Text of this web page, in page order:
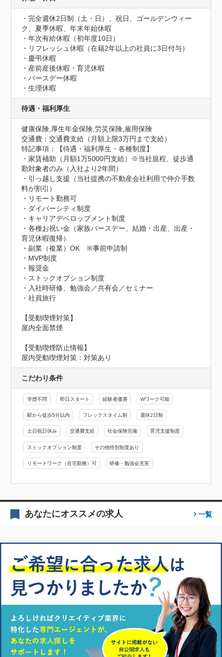
・完全週休2日制（土・日）、祝日、ゴールデンウィー
ク、夏季休暇、年末年始休暇
・年次有給休暇（初年度10日）
・リフレッシュ休暇（在籍2年以上の社員に3日付与）
・慶弔休暇
・産前産後休暇・育児休暇
・バースデー休暇
・生理休暇
待遇・福利厚生
健康保険,厚生年金保険,労災保険,雇用保険
交通費：交通費支給（月額上限3万円まで支給）
特記事項：【待遇・福利厚生・各種制度】
・家賃補助（月額1万5000円支給）※当社規程、徒歩通
勤対象者のみ（入社より2年間）
・引っ越し支援（当社提携の不動産会社利用で仲介手数
料が割引）
・リモート勤務可
・ダイバーシティ制度
・キャリアデベロップメント制度
・各種お祝い金（家族バースデー、結婚・出産、出産・
育児休暇復帰）
・副業（複業）OK　※事前申請制
・MVP制度
・報奨金
・ストックオプション制度
・入社時研修、勉強会／共有会／セミナー
・社員旅行
【受動喫煙対策】
屋内全面禁煙
【受動喫煙防止情報】
屋内受動喫煙対策：対策あり
こだわり条件
学歴不問 即日スタート 経験者優遇 Wワーク可能
駅から徒歩5分以内 フレックスタイム制 週休2日制
土日祝日休み 交通費支給 社会保険完備 育児支援制度
ストックオプション制度 その他特別制度あり
リモートワーク（在宅勤務）可 研修・勉強会充実
あなたにオススメの求人 一覧